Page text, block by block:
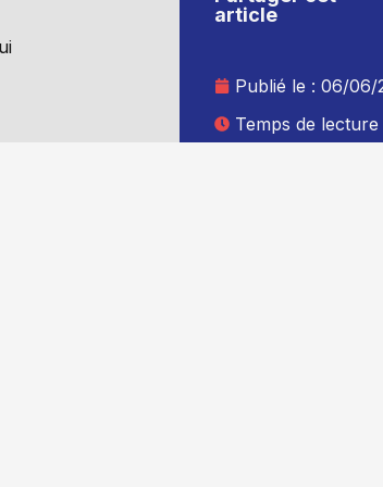
article
Publié le :06/06/
Temps de lecture